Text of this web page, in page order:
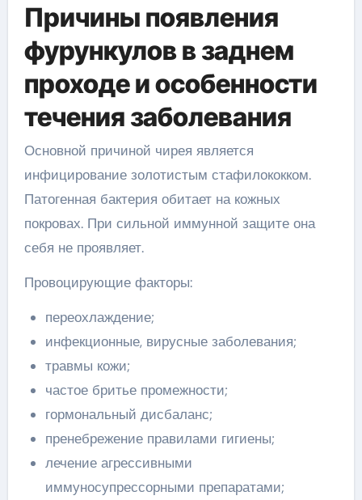
Причины появления
фурункулов в заднем
проходе и особенности
течения заболевания
Основной причиной чирея является
инфицирование золотистым стафилококком.
Патогенная бактерия обитает на кожных
покровах. При сильной иммунной защите она
себя не проявляет.
Провоцирующие факторы:
переохлаждение;
инфекционные, вирусные заболевания;
травмы кожи;
частое бритье промежности;
гормональный дисбаланс;
пренебрежение правилами гигиены;
лечение агрессивными
иммуносупрессорными препаратами;